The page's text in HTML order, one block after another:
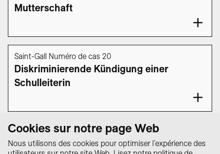
Mutterschaft
Saint-Gall Numéro de cas 20
Diskriminierende Kündigung einer
Schulleiterin
Cookies sur notre page Web
Nous utilisons des cookies pour optimiser l’expérience des